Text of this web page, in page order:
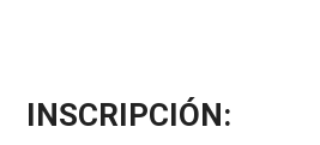
INSCRIPCIÓN: